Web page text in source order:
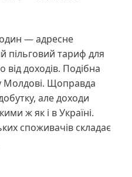
один — адресне
пільговий тариф для
від доходів. Подібна
Молдові. Щоправда
але доходи
ж як і в Україні.
споживачів складає